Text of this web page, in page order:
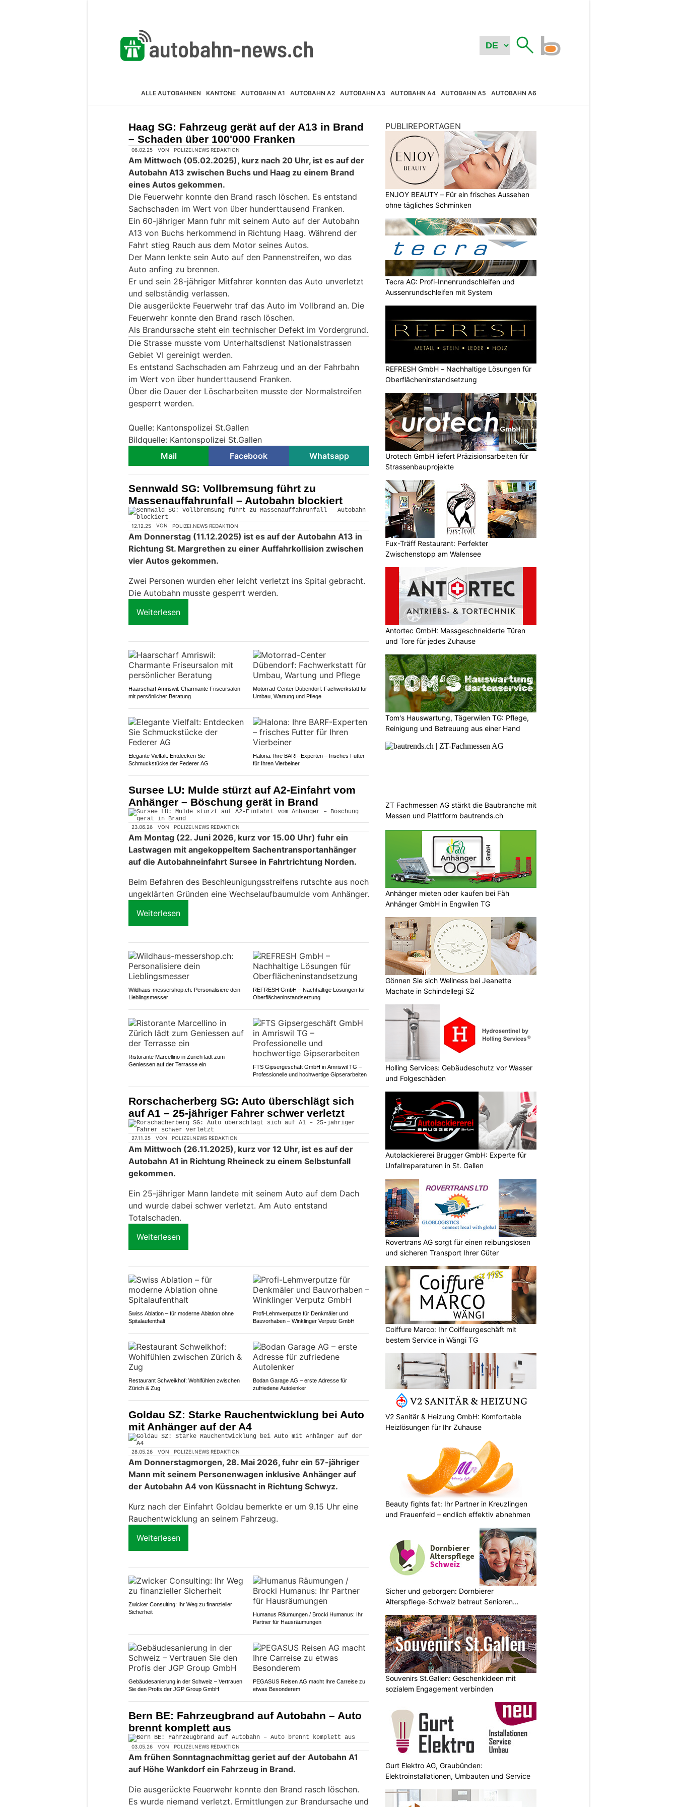
ALLE AUTOBAHNEN KANTONE AUTOBAHN A1 AUTOBAHN A2 AUTOBAHN A3 AUTOBAHN A4 AUTOBAHN A5 AUTOBAHN A6
Haag SG: Fahrzeug gerät auf der A13 in Brand
– Schaden über 100'000 Franken
06.02.25 VON POLIZEI.NEWS REDAKTION
Am Mittwoch (05.02.2025), kurz nach 20 Uhr, ist es auf der
Autobahn A13 zwischen Buchs und Haag zu einem Brand
eines Autos gekommen.
Die Feuerwehr konnte den Brand rasch löschen. Es entstand
Sachschaden im Wert von über hunderttausend Franken.
Ein 60-jähriger Mann fuhr mit seinem Auto auf der Autobahn
A13 von Buchs herkommend in Richtung Haag. Während der
Fahrt stieg Rauch aus dem Motor seines Autos.
Der Mann lenkte sein Auto auf den Pannenstreifen, wo das
Auto anfing zu brennen.
Er und sein 28-jähriger Mitfahrer konnten das Auto unverletzt
und selbständig verlassen.
Die ausgerückte Feuerwehr traf das Auto im Vollbrand an. Die
Feuerwehr konnte den Brand rasch löschen.
Als Brandursache steht ein technischer Defekt im Vordergrund.
Die Strasse musste vom Unterhaltsdienst Nationalstrassen
Gebiet VI gereinigt werden.
Es entstand Sachschaden am Fahrzeug und an der Fahrbahn
im Wert von über hunderttausend Franken.
Über die Dauer der Löscharbeiten musste der Normalstreifen
gesperrt werden.
Quelle: Kantonspolizei St.Gallen
Bildquelle: Kantonspolizei St.Gallen
Mail
Facebook Whatsapp
Sennwald SG: Vollbremsung führt zu
Massenauffahrunfall – Autobahn blockiert
12.12.25 VON POLIZEI.NEWS REDAKTION
Am Donnerstag (11.12.2025) ist es auf der Autobahn A13 in
Richtung St. Margrethen zu einer Auffahrkollision zwischen
vier Autos gekommen.
Zwei Personen wurden eher leicht verletzt ins Spital gebracht.
Die Autobahn musste gesperrt werden.
Weiterlesen
Haarscharf Amriswil: Charmante Friseursalon
mit persönlicher Beratung
Motorrad-Center Dübendorf: Fachwerkstatt für
Umbau, Wartung und Pflege
Elegante Vielfalt: Entdecken Sie
Schmuckstücke der Federer AG
Halona: Ihre BARF-Experten – frisches Futter
für Ihren Vierbeiner
Sursee LU: Mulde stürzt auf A2-Einfahrt vom
Anhänger – Böschung gerät in Brand
23.06.26 VON POLIZEI.NEWS REDAKTION
Am Montag (22. Juni 2026, kurz vor 15.00 Uhr) fuhr ein
Lastwagen mit angekoppeltem Sachentransportanhänger
auf die Autobahneinfahrt Sursee in Fahrtrichtung Norden.
Beim Befahren des Beschleunigungsstreifens rutschte aus noch
ungeklärten Gründen eine Wechselaufbaumulde vom Anhänger.
Weiterlesen
Wildhaus-messershop.ch: Personalisiere dein
Lieblingsmesser
REFRESH GmbH – Nachhaltige Lösungen für
Oberflächeninstandsetzung
Ristorante Marcellino in Zürich lädt zum
Geniessen auf der Terrasse ein
FTS Gipsergeschäft GmbH in Amriswil TG –
Professionelle und hochwertige Gipserarbeiten
Rorschacherberg SG: Auto überschlägt sich
auf A1 – 25-jähriger Fahrer schwer verletzt
27.11.25 VON POLIZEI.NEWS REDAKTION
Am Mittwoch (26.11.2025), kurz vor 12 Uhr, ist es auf der
Autobahn A1 in Richtung Rheineck zu einem Selbstunfall
gekommen.
Ein 25-jähriger Mann landete mit seinem Auto auf dem Dach
und wurde dabei schwer verletzt. Am Auto entstand
Totalschaden.
Weiterlesen
Swiss Ablation – für moderne Ablation ohne
Spitalaufenthalt
Profi-Lehmverputze für Denkmäler und
Bauvorhaben – Winklinger Verputz GmbH
Restaurant Schweikhof: Wohlfühlen zwischen
Zürich & Zug
Bodan Garage AG – erste Adresse für
zufriedene Autolenker
Goldau SZ: Starke Rauchentwicklung bei Auto
mit Anhänger auf der A4
28.05.26 VON POLIZEI.NEWS REDAKTION
Am Donnerstagmorgen, 28. Mai 2026, fuhr ein 57-jähriger
Mann mit seinem Personenwagen inklusive Anhänger auf
der Autobahn A4 von Küssnacht in Richtung Schwyz.
Kurz nach der Einfahrt Goldau bemerkte er um 9.15 Uhr eine
Rauchentwicklung an seinem Fahrzeug.
Weiterlesen
Zwicker Consulting: Ihr Weg zu finanzieller
Sicherheit
Humanus Räumungen / Brocki Humanus: Ihr
Partner für Hausräumungen
Gebäudesanierung in der Schweiz – Vertrauen
Sie den Profis der JGP Group GmbH
PEGASUS Reisen AG macht Ihre Carreise zu
etwas Besonderem
Bern BE: Fahrzeugbrand auf Autobahn – Auto
brennt komplett aus
03.05.26 VON POLIZEI.NEWS REDAKTION
Am frühen Sonntagnachmittag geriet auf der Autobahn A1
auf Höhe Wankdorf ein Fahrzeug in Brand.
Die ausgerückte Feuerwehr konnte den Brand rasch löschen.
Es wurde niemand verletzt. Ermittlungen zur Brandursache und
PUBLIREPORTAGEN
ENJOY BEAUTY – Für ein frisches Aussehen
ohne tägliches Schminken
Tecra AG: Profi-Innenrundschleifen und
Aussenrundschleifen mit System
REFRESH GmbH – Nachhaltige Lösungen für
Oberflächeninstandsetzung
Urotech GmbH liefert Präzisionsarbeiten für
Strassenbauprojekte
Fux-Träff Restaurant: Perfekter
Zwischenstopp am Walensee
Antortec GmbH: Massgeschneiderte Türen
und Tore für jedes Zuhause
Tom's Hauswartung, Tägerwilen TG: Pflege,
Reinigung und Betreuung aus einer Hand
ZT Fachmessen AG stärkt die Baubranche mit
Messen und Plattform bautrends.ch
Anhänger mieten oder kaufen bei Fäh
Anhänger GmbH in Engwilen TG
Gönnen Sie sich Wellness bei Jeanette
Machate in Schindellegi SZ
Holling Services: Gebäudeschutz vor Wasser
und Folgeschäden
Autolackiererei Brugger GmbH: Experte für
Unfallreparaturen in St. Gallen
Rovertrans AG sorgt für einen reibungslosen
und sicheren Transport Ihrer Güter
Coiffure Marco: Ihr Coiffeurgeschäft mit
bestem Service in Wängi TG
V2 Sanitär & Heizung GmbH: Komfortable
Heizlösungen für Ihr Zuhause
Beauty fights fat: Ihr Partner in Kreuzlingen
und Frauenfeld – endlich effektiv abnehmen
Sicher und geborgen: Dornbierer
Alterspflege-Schweiz betreut Senioren
Souvenirs St.Gallen: Geschenkideen mit
sozialem Engagement verbinden
Gurt Elektro AG, Graubünden:
Elektroinstallationen, Umbauten und Service